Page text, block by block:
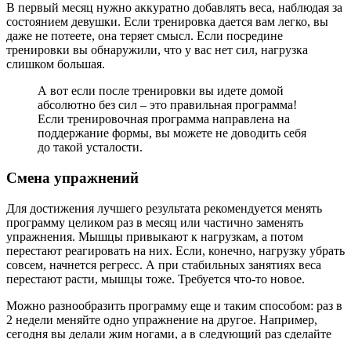
В первый месяц нужно аккуратно добавлять веса, наблюдая за
состоянием девушки. Если тренировка дается вам легко, вы
даже не потеете, она теряет смысл. Если посредине
тренировки вы обнаружили, что у вас нет сил, нагрузка
слишком большая.
А вот если после тренировки вы идете домой
абсолютно без сил – это правильная программа!
Если тренировочная программа направлена на
поддержание формы, вы можете не доводить себя
до такой усталости.
Смена упражнений
Для достижения лучшего результата рекомендуется менять
программу целиком раз в месяц или частично заменять
упражнения. Мышцы привыкают к нагрузкам, а потом
перестают реагировать на них. Если, конечно, нагрузку убрать
совсем, начнется регресс. А при стабильных занятиях веса
перестают расти, мышцы тоже. Требуется что-то новое.
Можно разнообразить программу еще и таким способом: раз в
2 недели меняйте одно упражнение на другое. Например,
сегодня вы делали жим ногами, а в следующий раз сделайте